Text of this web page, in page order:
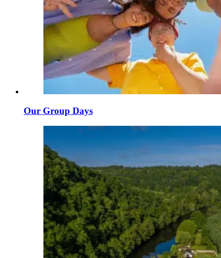
Our Group Days